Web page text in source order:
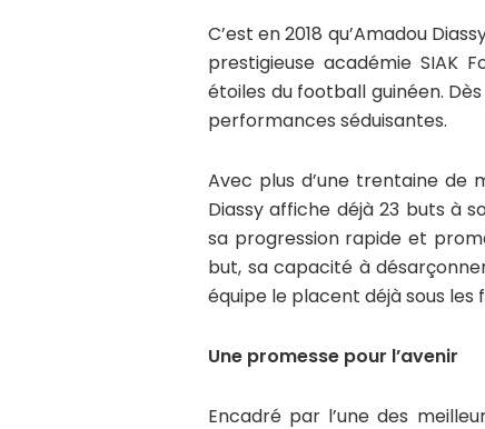
C’est en 2018 qu’Amadou
prestigieuse académie SIAK
étoiles du football guinéen.
performances séduisantes.
Avec plus d’une trentaine de
Diassy affiche déjà 23 buts à
sa progression rapide et
but, sa capacité à
équipe le placent déjà sous les
Une promesse pour l’avenir
Encadré par l’une des